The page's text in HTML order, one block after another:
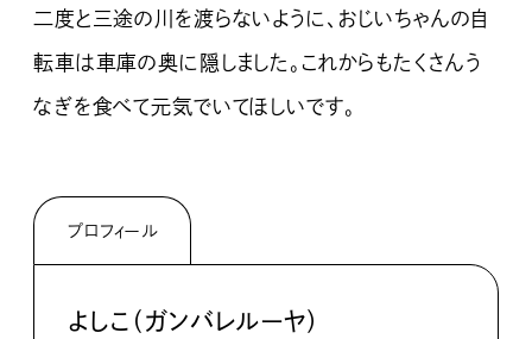
二度と三途の川を渡らないように、おじいちゃんの自
転車は車庫の奥に隠しました。これからもたくさんう
なぎを食べて元気でいてほしいです。
プロフィール
よしこ（ガンバレルーヤ）